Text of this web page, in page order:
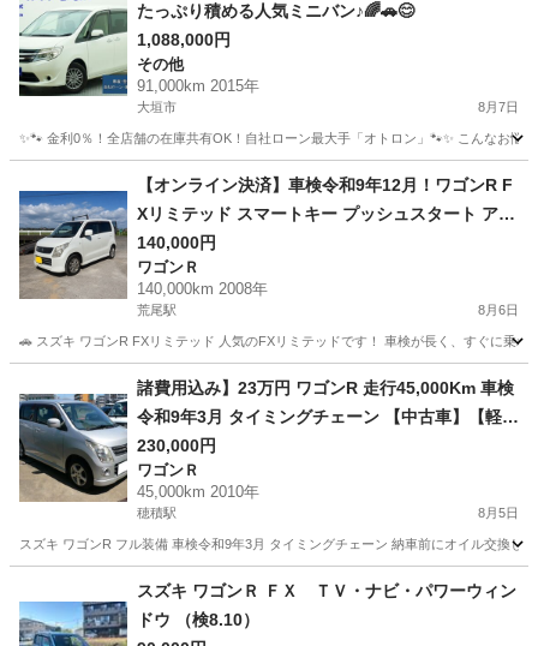
たっぷり積める人気ミニバン♪🌈🚗😊
1,088,000円
その他
91,000km 2015年
大垣市 8月7日
✨🐾 金利0％！全店舗の在庫共有OK！自社ローン最大手「オトロン」🐾✨ こんなお
その他
【オンライン決済】車検令和9年12月！ワゴンR F
Xリミテッド スマートキー プッシュスタート アル
ミホイール 11.3万km
140,000円
ワゴンＲ
140,000km 2008年
荒尾駅 8月6日
🚗 スズキ ワゴンR FXリミテッド 人気のFXリミテッドです！ 車検が長く、すぐに乗
荒尾駅 ワゴンＲ
諸費用込み】23万円 ワゴンR 走行45,000Km 車検
令和9年3月 タイミングチェーン 【中古車】【軽自
動車】
230,000円
ワゴンＲ
45,000km 2010年
穂積駅 8月5日
スズキ ワゴンR フル装備 車検令和9年3月 タイミングチェーン 納車前にオイル交換
穂積駅 ワゴンＲ ワゴンR
スズキ ワゴンＲ ＦＸ ＴＶ・ナビ・パワーウィン
ドウ （検8.10）